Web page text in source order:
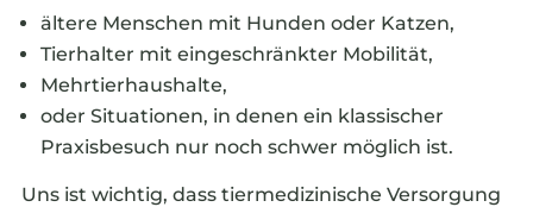
ältere Menschen mit Hunden oder Katzen,
Tierhalter mit eingeschränkter Mobilität,
Mehrtierhaushalte,
oder Situationen, in denen ein klassischer
Praxisbesuch nur noch schwer möglich ist.
Uns ist wichtig, dass tiermedizinische Versorgung